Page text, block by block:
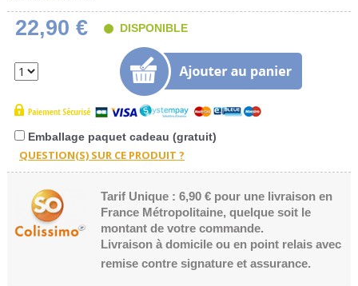
22,90 € DISPONIBLE
Emballage paquet cadeau (gratuit)
Tarif Unique : 6,90 € pour une livraison en
France Métropolitaine, quelque soit le
montant de votre commande.
Livraison à domicile ou en point relais avec
remise contre signature et assurance.